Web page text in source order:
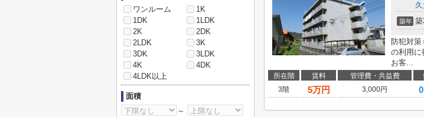
築年
防犯対
の利用に
お客...
所在階 賃料 管理費・共益費
3階
5万円 3,000円
ワンルーム
1K
1DK
1LDK
2K
2DK
2LDK
3K
3DK
3LDK
4K
4DK
4LDK以上
面積
～